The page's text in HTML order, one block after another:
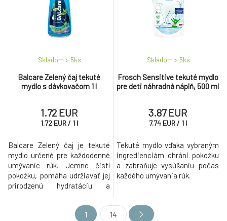
Balcare Zelený čaj tekuté
mydlo s dávkovačom 1 l
Skladom > 5ks
1.72 EUR
1.72 EUR / 1 l
Balcare Zelený čaj je tekuté
mydlo určené pre každodenné
umývanie rúk. Jemne čistí
pokožku, pomáha udržiavať jej
prirodzenú hydratáciu a
príjemne prevoňané vôňou
zeleného čaju. Vďaka
Frosch Sensitive tekuté mydlo
pre deti náhradná náplň, 500 ml
Skladom > 5ks
3.87 EUR
7.74 EUR / 1 l
Tekuté mydlo vďaka vybraným
ingredienciám chráni pokožku
a zabraňuje vysúšaniu počas
každého umývania rúk.
1 14